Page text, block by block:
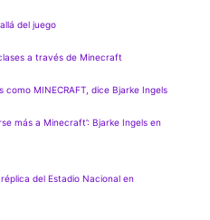
del juego
a través de Minecraft
MINECRAFT, dice Bjarke Ingels
más a Minecraft’: Bjarke Ingels en
del Estadio Nacional en